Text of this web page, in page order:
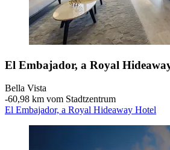
El Embajador, a Royal
Bella Vista
‐60,98 km vom Stadtzentrum
El Embajador, a Royal Hideaway Hotel